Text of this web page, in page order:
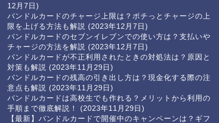
12月7日)
バンドルカードのチャージ上限は？ポチっとチャージの上
限を上げる方法も解説 (2023年12月7日)
バンドルカードのセブンイレブンでの使い方は？支払いや
チャージの方法を解説 (2023年12月7日)
バンドルカードが不正利用されたときの対処法は？原因と
対策も解説 (2023年11月29日)
バンドルカードの残高の引き出し方は？現金化する際の注
意点も解説 (2023年11月29日)
バンドルカードは高校生でも作れる？メリットから利用の
手順まで徹底解説！
(2023年11月29日)
【最新】バンドルカードで開催中のキャンペーンは？ギフ